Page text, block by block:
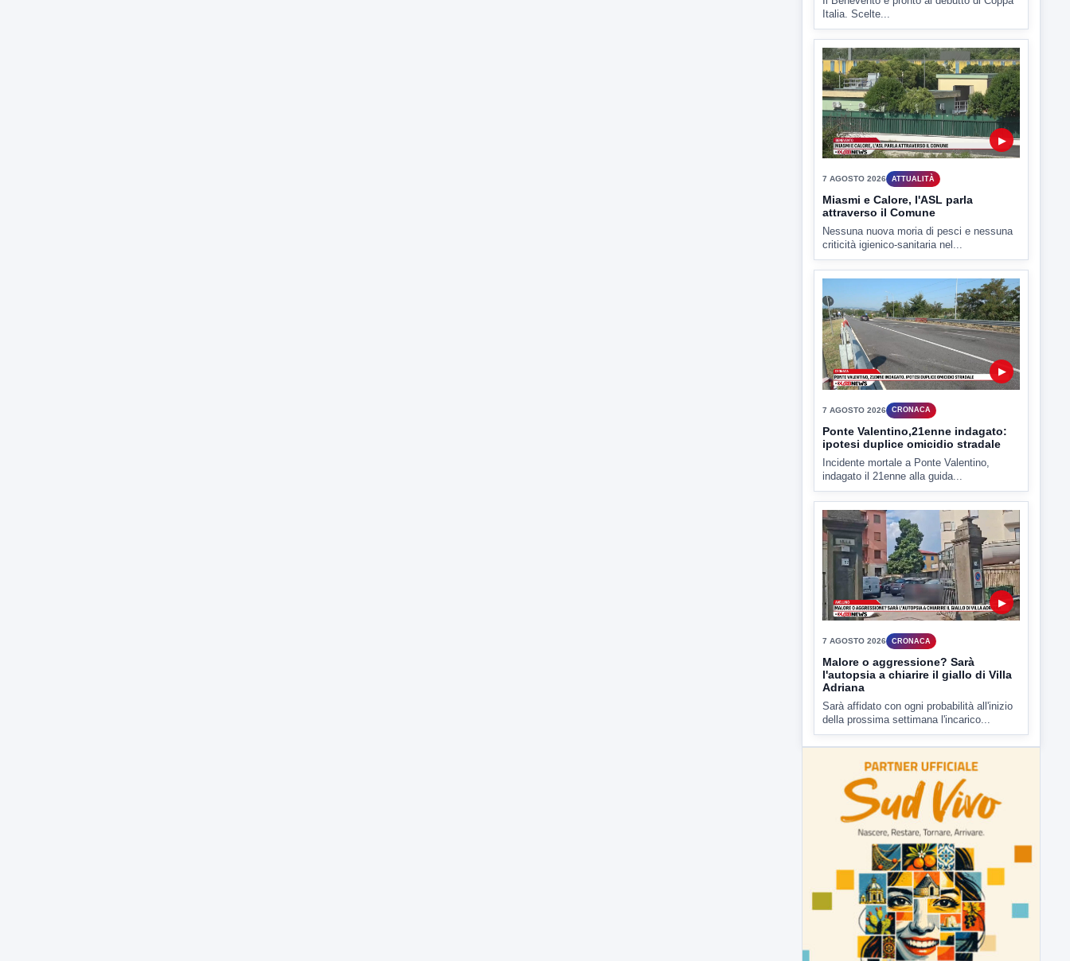
▶
7 AGOSTO 2026 ATTUALITÀ
Miasmi e Calore, l'ASL parla
attraverso il Comune
Nessuna nuova moria di pesci e nessuna
criticità igienico-sanitaria nel...
▶
7 AGOSTO 2026 CRONACA
Ponte Valentino,21enne indagato:
ipotesi duplice omicidio stradale
Incidente mortale a Ponte Valentino,
indagato il 21enne alla guida...
▶
7 AGOSTO 2026 CRONACA
Malore o aggressione? Sarà
l'autopsia a chiarire il giallo di Villa
Adriana
Sarà affidato con ogni probabilità all'inizio
della prossima settimana l'incarico...